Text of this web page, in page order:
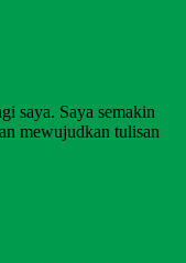
saya. Saya semakin
mewujudkan tulisan